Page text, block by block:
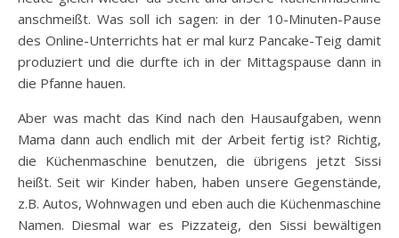
anschmeißt. Was soll ich sagen: in der 10-Minuten-Pause
des Online-Unterrichts hat er mal kurz Pancake-Teig damit
produziert und die durfte ich in der Mittagspause dann in
die Pfanne hauen.
Aber was macht das Kind nach den Hausaufgaben, wenn
Mama dann auch endlich mit der Arbeit fertig ist? Richtig,
die Küchenmaschine benutzen, die übrigens jetzt Sissi
heißt. Seit wir Kinder haben, haben unsere Gegenstände,
z.B. Autos, Wohnwagen und eben auch die Küchenmaschine
Namen. Diesmal war es Pizzateig, den Sissi bewältigen